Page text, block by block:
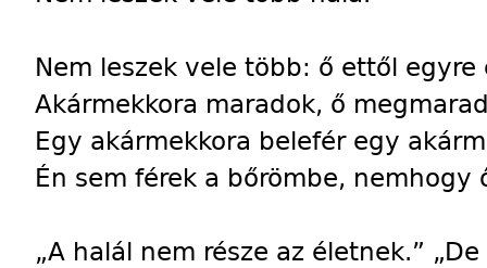
Nem leszek vele több: ő ettől egyre
Akármekkora maradok, ő
Egy akármekkora belefér egy
Én sem férek a bőrömbe, nemhogy
„A halál nem része az életnek.” „De